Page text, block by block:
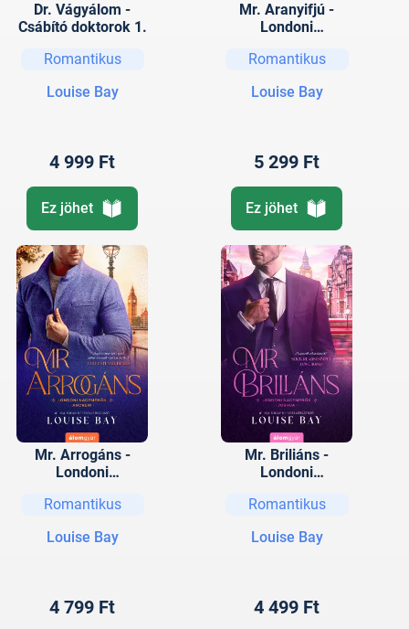
Dr. Vágyálom -
Csábító doktorok 1.
Romantikus
Louise Bay
4 999 Ft
Ez jöhet
Mr. Aranyifjú -
Londoni
Romantikus
Louise Bay
5 299 Ft
Ez jöhet
Mr. Arrogáns -
Londoni
Romantikus
Louise Bay
4 799 Ft
Mr. Briliáns -
Londoni
Romantikus
Louise Bay
4 499 Ft